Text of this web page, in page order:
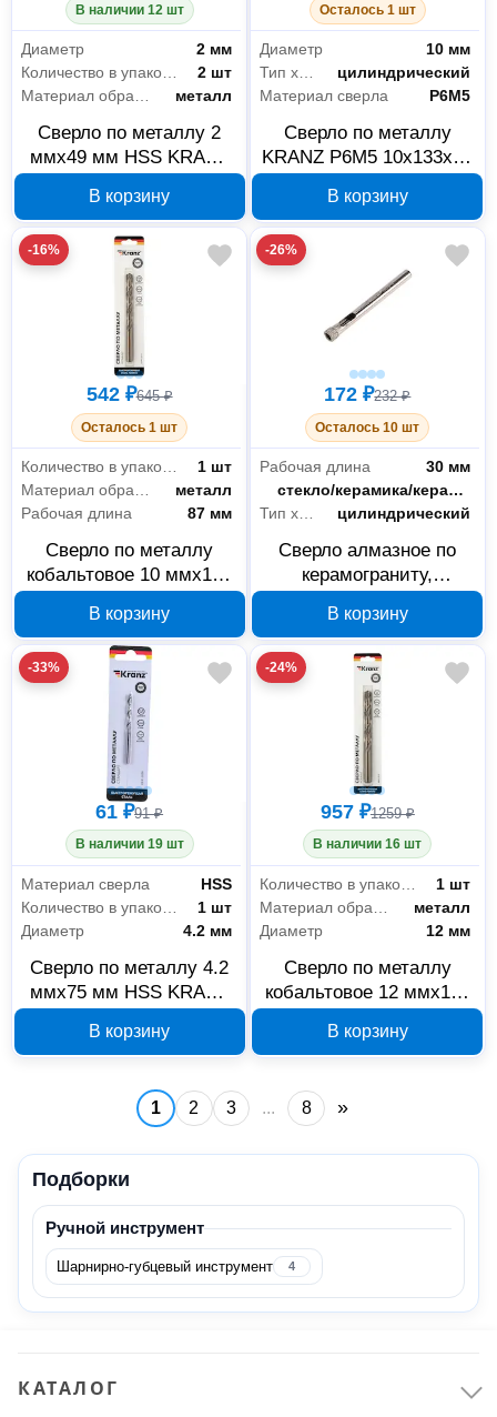
Расходные материалы 642
Для инструмента
Метизы 464
Монтажные ленты
Специальный крепеж
Электрика и свет
Розетки и выключатели 127
Сетевые удлинители 4
Ручной инструмент 53
Ключи 14
Наборы ручных инструментов
Столярно-слесарный инструмент
Ударно-рычажный
Показать все
В наличии 12 шт
Диаметр
2 мм
Количество в упаковке
2 шт
металл
Сверло по металлу 2
ммx49 мм HSS KRANZ
В корзину
Осталось 1 шт
Диаметр
10 мм
Тип хвостовика
цилиндрический
Материал сверла
Р6М5
Сверло по металлу
KRANZ P6M5 10x133x87
В корзину
-16%
542 ₽645 ₽
Осталось 1 шт
Количество в упаковке
1 шт
металл
Рабочая длина
87 мм
Сверло по металлу
кобальтовое 10 ммx133
91-0511
В корзину
-26%
172 ₽232 ₽
Осталось 10 шт
Рабочая длина
30 мм
Материал обработки
стекло/керамика/керамогранит
Тип хвостовика
цилиндрический
Сверло алмазное по
керамограниту,
KRANZ KR-92-0001
В корзину
-33%
61 ₽91 ₽
В наличии 19 шт
Материал сверла
HSS
1 шт
Диаметр
4.2 мм
Сверло по металлу 4.2
ммx75 мм HSS KRANZ
В корзину
-24%
957 ₽1259 ₽
В наличии 16 шт
Количество в упаковке
1 шт
металл
Диаметр
12 мм
Сверло по металлу
кобальтовое 12 ммx151
91-0513
В корзину
1 2 3 ... 8 »
Подборки
Ручной инструмент
Шарнирно-губцевый инструмент 4
КАТАЛОГ